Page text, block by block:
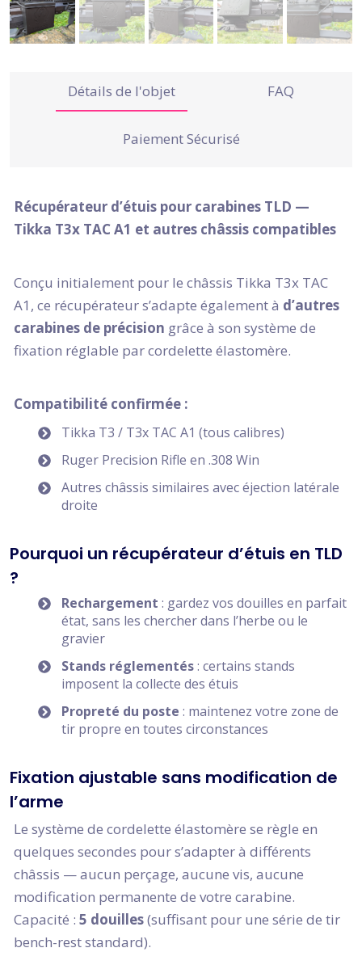
Détails de l'objet FAQ
Paiement Sécurisé
Récupérateur d’étuis pour carabines TLD —
Tikka T3x TAC A1 et autres châssis compatibles
Conçu initialement pour le châssis Tikka T3x TAC
A1, ce récupérateur s’adapte également à d’autres
carabines de précision grâce à son système de
fixation réglable par cordelette élastomère.
Compatibilité confirmée :
Tikka T3 / T3x TAC A1 (tous calibres)
Ruger Precision Rifle en .308 Win
Autres châssis similaires avec éjection latérale
droite
Pourquoi un récupérateur d’étuis en TLD
?
Rechargement : gardez vos douilles en parfait
état, sans les chercher dans l’herbe ou le
gravier
Stands réglementés: certains stands
imposent la collecte des étuis
Propreté du poste : maintenez votre zone de
tir propre en toutes circonstances
Fixation ajustable sans modification de
l’arme
Le système de cordelette élastomère se règle en
quelques secondes pour s’adapter à différents
châssis — aucun perçage, aucune vis, aucune
modification permanente de votre carabine.
Capacité : 5 douilles(suffisant pour une série de tir
bench-rest standard).